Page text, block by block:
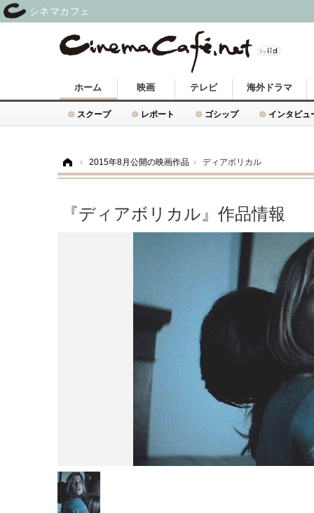
ホーム
スクープ レポート ゴシップ インタビュ
映画 テレビ 海外ドラマ
› 2015年8月公開の映画作品 › ディアボリカル
『ディアボリカル』作品情報
シネマカフェ